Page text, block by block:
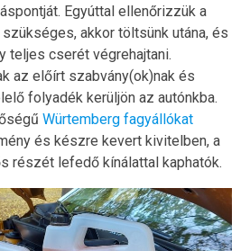
Egyúttal ellenőrizzük a
akkor töltsünk utána, és
teljes cserét végrehajtani.
az előírt szabvány(ok)nak és
folyadék kerüljön az autónkba.
Würtemberg fagyállókat
és készre kevert kivitelben, a
részét lefedő kínálattal kaphatók.